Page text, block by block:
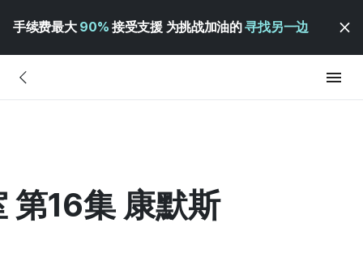
手续费最大 90% 接受支援 为挑战加油的寻找另一边
第16集 康默斯